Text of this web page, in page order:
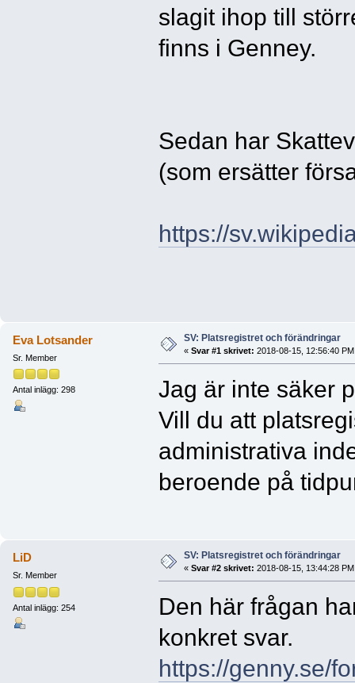
slagit ihop till
finns i Genney.
Sedan har
(som ersätter
https://
Eva Lotsander
Sr. Member
Antal inlägg: 298
SV: Platsregistret och förändringar
« Svar #1 skrivet: 2018-08-15, 12:56:40
Jag är inte säker
Vill du att
administrativa
beroende på
LiD
Sr. Member
Antal inlägg: 254
SV: Platsregistret och förändringar
« Svar #2 skrivet: 2018-08-15, 13:44:28
Den här frågan
konkret svar.
https://genny.se/